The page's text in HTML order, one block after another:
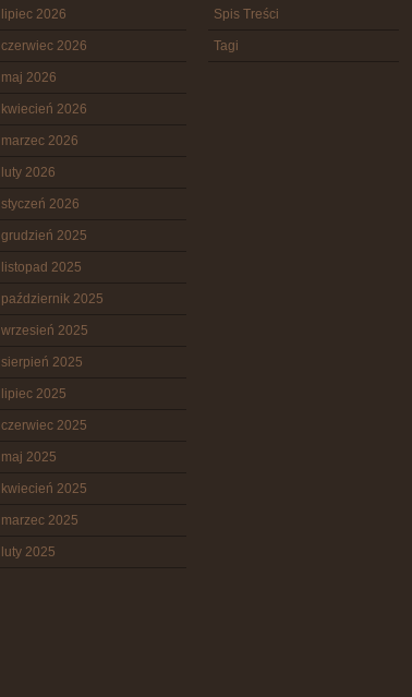
lipiec 2026
czerwiec 2026
maj 2026
kwiecień 2026
marzec 2026
luty 2026
styczeń 2026
grudzień 2025
listopad 2025
październik 2025
wrzesień 2025
sierpień 2025
lipiec 2025
czerwiec 2025
maj 2025
kwiecień 2025
marzec 2025
luty 2025
Spis Treści
Tagi